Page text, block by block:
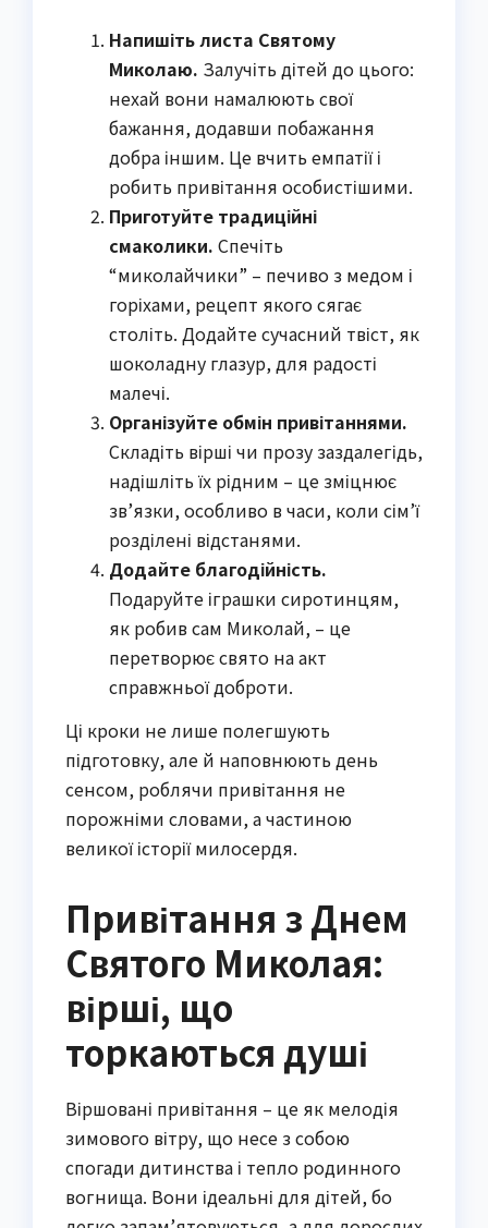
Напишіть листа Святому
Миколаю. Залучіть дітей до цього:
нехай вони намалюють свої
бажання, додавши побажання
добра іншим. Це вчить емпатії і
робить привітання особистішими.
Приготуйте традиційні
смаколики. Спечіть
“миколайчики” – печиво з медом і
горіхами, рецепт якого сягає
століть. Додайте сучасний твіст, як
шоколадну глазур, для радості
малечі.
Організуйте обмін привітаннями.
Складіть вірші чи прозу заздалегідь,
надішліть їх рідним – це зміцнює
зв’язки, особливо в часи, коли сім’ї
розділені відстанями.
Додайте благодійність.
Подаруйте іграшки сиротинцям,
як робив сам Миколай, – це
перетворює свято на акт
справжньої доброти.
Ці кроки не лише полегшують
підготовку, але й наповнюють день
сенсом, роблячи привітання не
порожніми словами, а частиною
великої історії милосердя.
Привітання з Днем
Святого Миколая:
вірші, що
торкаються душі
Віршовані привітання – це як мелодія
зимового вітру, що несе з собою
спогади дитинства і тепло родинного
вогнища. Вони ідеальні для дітей, бо